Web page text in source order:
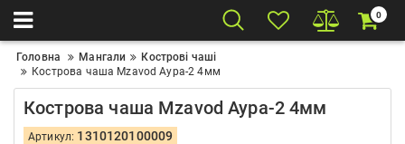
0
Головна Мангали
Кострові чаші
Кострова чаша Mzavod Аура-2 4мм
Кострова чаша Mzavod Аура-2 4мм
Артикул: 1310120100009